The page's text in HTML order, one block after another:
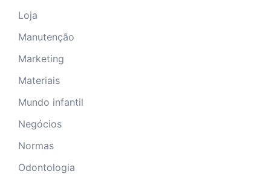
Loja
Manutenção
Marketing
Materiais
Mundo infantil
Negócios
Normas
Odontologia